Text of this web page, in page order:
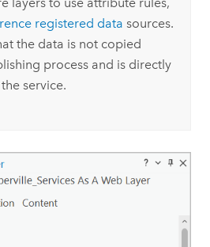
registered data sources.
the data is not copied
process and is directly
service.